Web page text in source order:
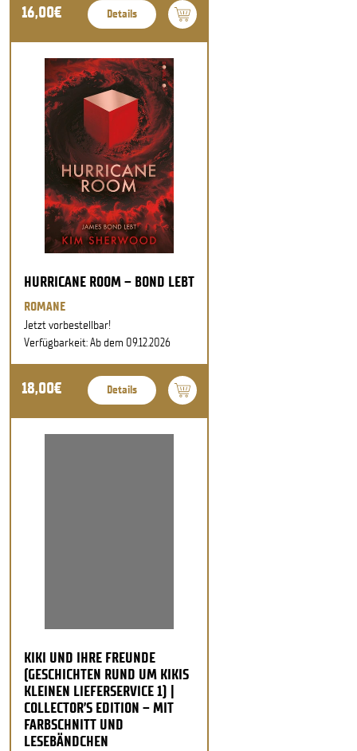
16,00€ Details
HURRICANE ROOM – BOND LEBT
ROMANE
Jetzt vorbestellbar!
Verfügbarkeit: Ab dem 09.12.2026
18,00€ Details
KIKI UND IHRE FREUNDE
(GESCHICHTEN RUND UM KIKIS
KLEINEN LIEFERSERVICE 1) |
COLLECTOR’S EDITION – MIT
FARBSCHNITT UND
LESEBÄNDCHEN